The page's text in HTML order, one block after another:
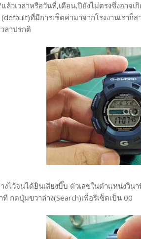
ล้วเวลาหรือวันที่,เดือน,ปียังไม่ตรงซึ่งอาจเ
ที่มีการเซ็ตค่ามาจากโรงงานเราก็ส
ลาปรกติ
ไว้จนได้ยินเสียงบิ๊บ ตัวเลขในตำแหน่งวิน
กดปุ่มขวาล่าง(Search)เพื่อรีเซ็ตเป็น 00